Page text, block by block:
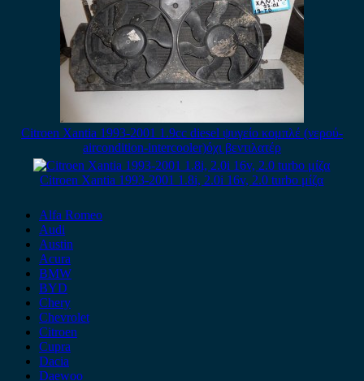
Citroen Xantia 1993-2001 1.9cc diesel ψυγείο κομπλέ (νερού-
aircondition-intercooler)όχι βεντιλατέρ
Citroen Xantia 1993-2001 1.8i, 2.0i 16v, 2.0 turbo μίζα
Alfa Romeo
Audi
Austin
Acura
BMW
BYD
Chery
Chevrolet
Citroen
Cupra
Dacia
Daewoo